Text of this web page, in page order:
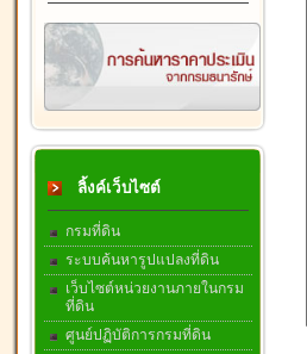
ลิ้งค์เว็บไซต์
กรมที่ดิน
ระบบค้นหารูปแปลงที่ดิน
เว็บไซต์หน่วยงานภายในกรม
ที่ดิน
ศูนย์ปฏิบัติการกรมที่ดิน